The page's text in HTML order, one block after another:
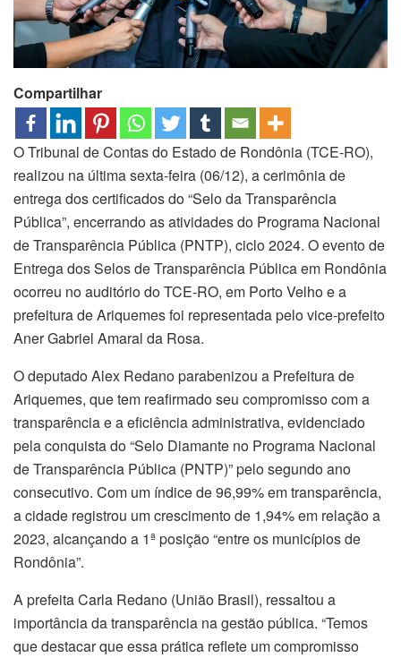
Compartilhar
O Tribunal de Contas do Estado de Rondônia (TCE-RO),
realizou na última sexta-feira (06/12), a cerimônia de
entrega dos certificados do “Selo da Transparência
Pública”, encerrando as atividades do Programa Nacional
de Transparência Pública (PNTP), ciclo 2024. O evento de
Entrega dos Selos de Transparência Pública em Rondônia
ocorreu no auditório do TCE-RO, em Porto Velho e a
prefeitura de Ariquemes foi representada pelo vice-prefeito
Aner Gabriel Amaral da Rosa.
O deputado Alex Redano parabenizou a Prefeitura de
Ariquemes, que tem reafirmado seu compromisso com a
transparência e a eficiência administrativa, evidenciado
pela conquista do “Selo Diamante no Programa Nacional
de Transparência Pública (PNTP)” pelo segundo ano
consecutivo. Com um índice de 96,99% em transparência,
a cidade registrou um crescimento de 1,94% em relação a
2023, alcançando a 1ª posição “entre os municípios de
Rondônia”.
A prefeita Carla Redano (União Brasil), ressaltou a
importância da transparência na gestão pública. “Temos
que destacar que essa prática reflete um compromisso